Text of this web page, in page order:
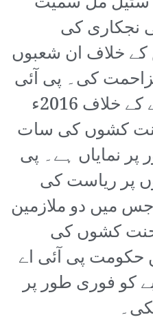
نجکاری کی
خلاف ان شعبوں
کی۔ پی آئی
اے پر نجکاری کے حملے کے خلاف 2016ء
کشوں کی سات
نمایاں ہے۔ پی
پر ریاست کی
میں دو ملازمین
کشوں کی
حکومت پی آئی اے
کو فوری طور پر